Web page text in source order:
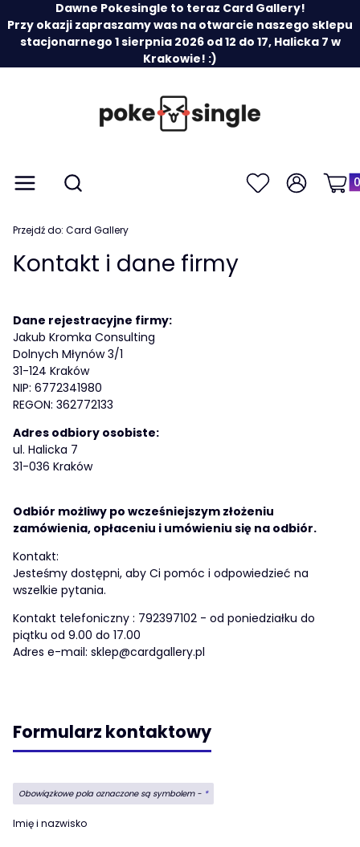
Dawne Pokesingle to teraz Card Gallery!
Przy okazji zapraszamy was na otwarcie naszego sklepu
stacjonarnego 1 sierpnia 2026 od 12 do 17, Halicka 7 w
Krakowie! :)
Menu Otwórz wyszukiwarkę
Szukaj UlubioneZaloguj się
Przejdź do: Card Gallery
Kontakt i dane firmy
Dane rejestracyjne firmy:
Jakub Kromka Consulting
Dolnych Młynów 3/1
31-124 Kraków
NIP: 6772341980
REGON: 362772133
Adres odbiory osobiste:
ul. Halicka 7
31-036 Kraków
Odbiór możliwy po wcześniejszym złożeniu
zamówienia, opłaceniu i umówieniu się na odbiór.
Kontakt:
Jesteśmy dostępni, aby Ci pomóc i odpowiedzieć na
wszelkie pytania.
Kontakt telefoniczny : 792397102 - od poniedziałku do
piątku od 9.00 do 17.00
Adres e-mail: sklep@cardgallery.pl
Formularz kontaktowy
Obowiązkowe pola oznaczone są symbolem - *
Imię i nazwisko